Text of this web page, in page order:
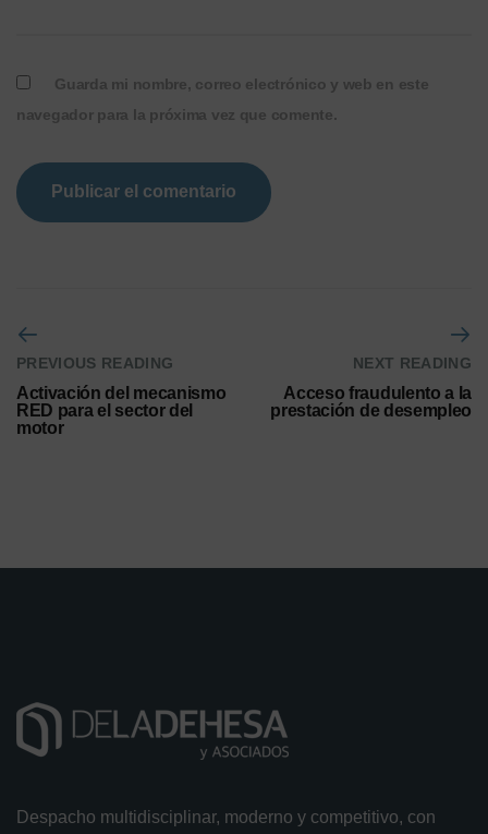
Guarda mi nombre, correo electrónico y web en este
navegador para la próxima vez que comente.
PREVIOUS READING
Activación del mecanismo
RED para el sector del
motor
NEXT READING
Acceso fraudulento a la
prestación de desempleo
Despacho multidisciplinar, moderno y competitivo, con